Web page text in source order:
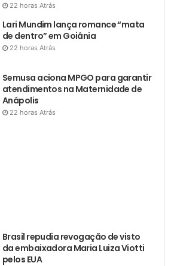
22 horas Atrás
Lari Mundim lança romance “mata
de dentro” em Goiânia
22 horas Atrás
Semusa aciona MPGO para garantir
atendimentos na Maternidade de
Anápolis
22 horas Atrás
Brasil repudia revogação de visto
da embaixadora Maria Luiza Viotti
pelos EUA